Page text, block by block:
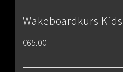
Wakeboardkurs Kids
€65.00